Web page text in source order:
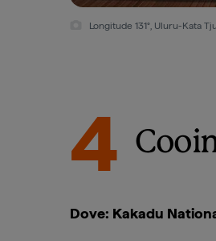
Longitude 131°, Uluru-Kata
4
Dove: Kakadu